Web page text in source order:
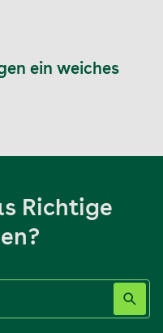
ein weiches
Richtige